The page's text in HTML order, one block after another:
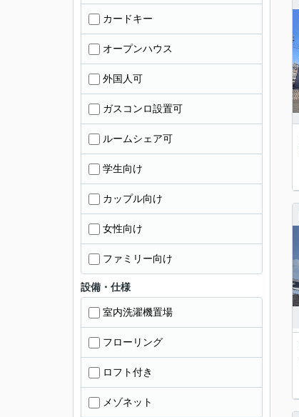
カードキー
オープンハウス
外国人可
ガスコンロ設置可
ルームシェア可
学生向け
カップル向け
女性向け
ファミリー向け
設備・仕様
室内洗濯機置場
フローリング
ロフト付き
メゾネット